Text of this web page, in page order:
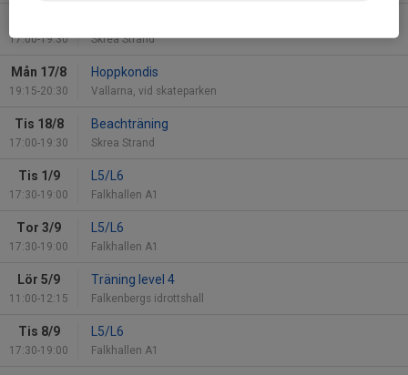
17:00-19:30 Skrea Strand
Mån 17/8
19:15-20:30
Hoppkondis
Vallarna, vid skateparken
Tis 18/8
17:00-19:30
Beachträning
Skrea Strand
Tis 1/9
17:30-19:00
L5/L6
Falkhallen A1
Tor 3/9
17:30-19:00
L5/L6
Falkhallen A1
Lör 5/9
11:00-12:15
Träning level 4
Falkenbergs idrottshall
Tis 8/9
17:30-19:00
L5/L6
Falkhallen A1